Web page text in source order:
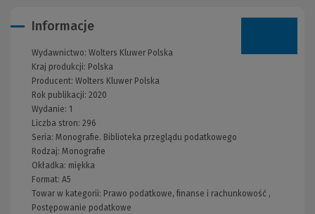
Informacje
Wydawnictwo: Wolters Kluwer Polska
Kraj produkcji: Polska
Producent: Wolters Kluwer Polska
Rok publikacji: 2020
Wydanie: 1
Liczba stron: 296
Seria: Monografie. Biblioteka przeglądu podatkowego
Rodzaj: Monografie
Okładka: miękka
Format: A5
Towar w kategorii: Prawo podatkowe, finanse i rachunkowość ,
Postępowanie podatkowe